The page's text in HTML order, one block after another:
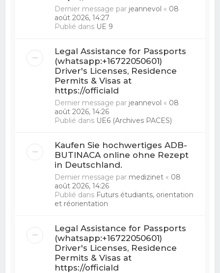
Dernier message par jeannevol « 08
août 2026, 14:27
Publié dans UE 9
Legal Assistance for Passports
(whatsapp:+16722050601)
Driver's Licenses, Residence
Permits & Visas at
https://officiald
Dernier message par jeannevol « 08
août 2026, 14:26
Publié dans UE6 (Archives PACES)
Kaufen Sie hochwertiges ADB-
BUTINACA online ohne Rezept
in Deutschland.
Dernier message par medizinet « 08
août 2026, 14:26
Publié dans Futurs étudiants, orientation
et réorientation
Legal Assistance for Passports
(whatsapp:+16722050601)
Driver's Licenses, Residence
Permits & Visas at
https://officiald